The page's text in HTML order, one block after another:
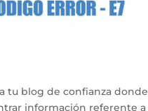
tu blog de confianza donde
información referente a